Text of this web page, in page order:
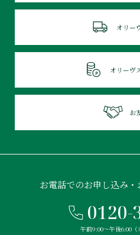
オリー
オリーヴ
お
お電話でのお申し込み
0120-
午前9:00〜午後6:00（